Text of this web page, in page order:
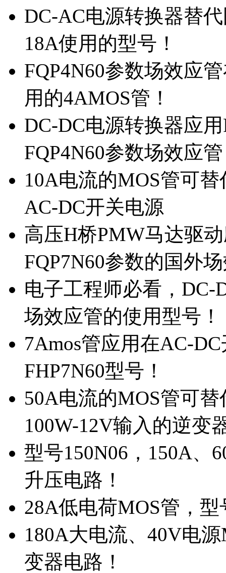
DC-AC电源转换器替
18A使用的型号！
FQP4N60参数场效应
用的4AMOS管！
DC-DC电源转换器应
FQP4N60参数场效应
10A电流的MOS管可
AC-DC开关电源
高压H桥PMW马达驱
FQP7N60参数的国外
电子工程师必看，DC-
场效应管的使用型号！
7Amos管应用在AC-
FHP7N60型号！
50A电流的MOS管可
100W-12V输入的逆变
型号150N06，150A、
升压电路！
28A低电荷MOS管，
180A大电流、40V电
变器电路！